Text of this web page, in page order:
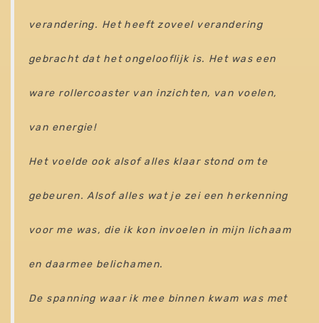
verandering. Het heeft zoveel verandering
gebracht dat het ongelooflijk is. Het was een
ware rollercoaster van inzichten, van voelen,
van energie!
Het voelde ook alsof alles klaar stond om te
gebeuren. Alsof alles wat je zei een herkenning
voor me was, die ik kon invoelen in mijn lichaam
en daarmee belichamen.
De spanning waar ik mee binnen kwam was met